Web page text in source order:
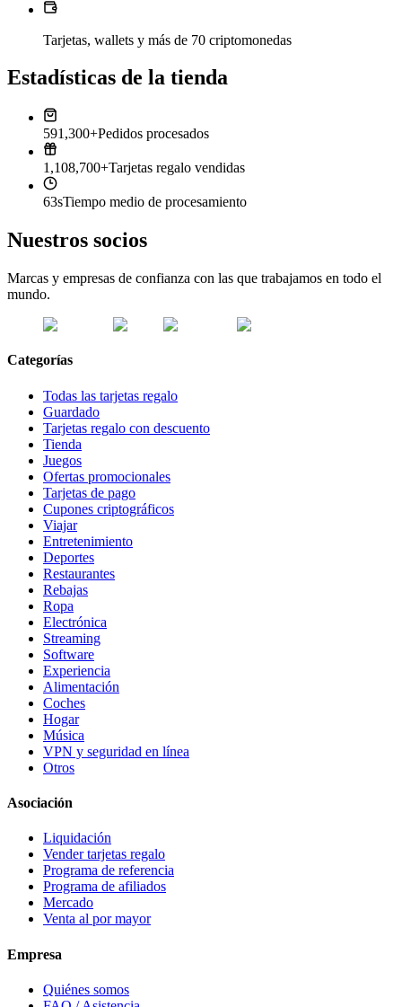
Tarjetas, wallets y más de 70 criptomonedas
Estadísticas de la tienda
591,300+Pedidos procesados
1,108,700+Tarjetas regalo vendidas
63sTiempo medio de procesamiento
Nuestros socios
Marcas y empresas de confianza con las que trabajamos en todo el
mundo.
Categorías
Todas las tarjetas regalo
Guardado
Tarjetas regalo con descuento
Tienda
Juegos
Ofertas promocionales
Tarjetas de pago
Cupones criptográficos
Viajar
Entretenimiento
Deportes
Restaurantes
Rebajas
Ropa
Electrónica
Streaming
Software
Experiencia
Alimentación
Coches
Hogar
Música
VPN y seguridad en línea
Otros
Asociación
Liquidación
Vender tarjetas regalo
Programa de referencia
Programa de afiliados
Mercado
Venta al por mayor
Empresa
Quiénes somos